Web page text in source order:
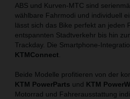
ABS und Kurven-MTC sind
wählbare Fahrmodi und individuell
lässt sich das Bike perfekt an jeden
entspannten Stadtverkehr bis hin
Trackday. Die Smartphone-
KTMConnect
Beide Modelle profitieren von der
KTM PowerParts und KTM
Motorrad und Fahrerausstattung